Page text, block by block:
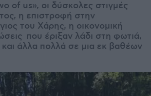
of us», οι δύσκολες στιγμές
η επιστροφή στην
του Χάρης, η οικονομική
που έριξαν λάδι στη φωτιά,
άλλα πολλά σε μια εκ βαθέων